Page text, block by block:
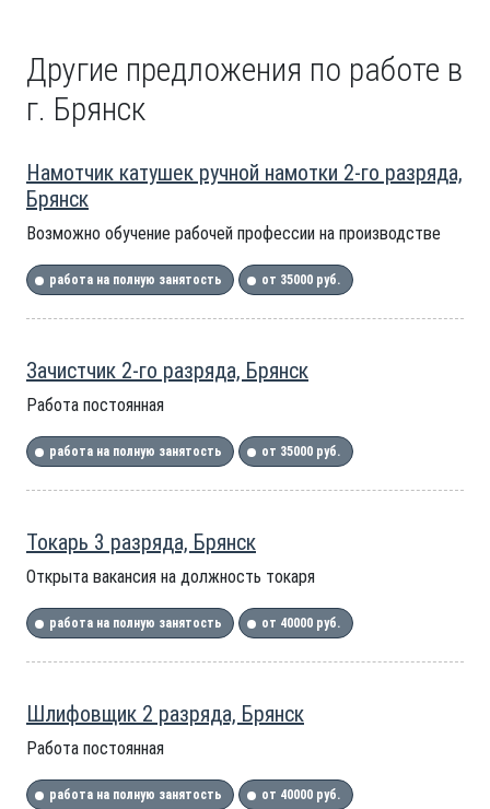
Другие предложения по работе в
г. Брянск
Намотчик катушек ручной намотки 2-го разряда,
Брянск
Возможно обучение рабочей профессии на производстве
работа на полную занятость от 35000 руб.
Зачистчик 2-го разряда, Брянск
Работа постоянная
работа на полную занятость от 35000 руб.
Токарь 3 разряда, Брянск
Открыта вакансия на должность токаря
работа на полную занятость от 40000 руб.
Шлифовщик 2 разряда, Брянск
Работа постоянная
работа на полную занятость от 40000 руб.